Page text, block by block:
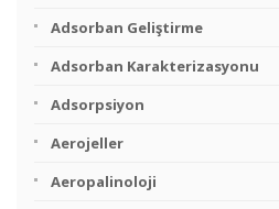
Adsorban Geliştirme
Adsorban Karakterizasyonu
Adsorpsiyon
Aerojeller
Aeropalinoloji